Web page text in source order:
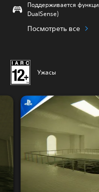
Поддерживается
DualSense)
Посмотреть все
Ужасы